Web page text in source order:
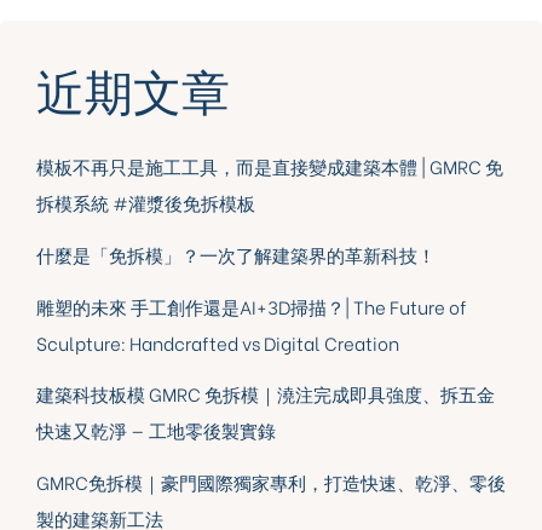
近期文章
模板不再只是施工工具，而是直接變成建築本體 | GMRC 免
拆模系統 #灌漿後免拆模板
什麼是「免拆模」？一次了解建築界的革新科技！
雕塑的未來 手工創作還是AI+3D掃描？| The Future of
Sculpture: Handcrafted vs Digital Creation
建築科技板模 GMRC 免拆模｜澆注完成即具強度、拆五金
快速又乾淨 — 工地零後製實錄
GMRC免拆模｜豪門國際獨家專利，打造快速、乾淨、零後
製的建築新工法